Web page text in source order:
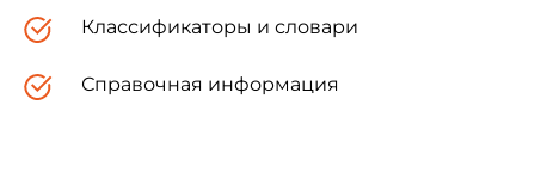
Классификаторы и словари
Справочная информация